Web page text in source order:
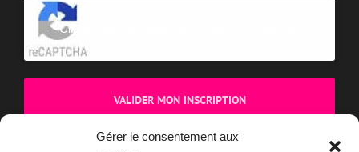
Gérer le consentement aux
CAPTCHA